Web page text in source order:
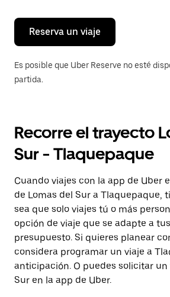
calendario.
Reserva un viaje
Es posible que Uber Reserve no esté
partida.
Recorre el trayecto
Sur - Tlaquepaque
Cuando viajes con la app de Uber
de Lomas del Sur a Tlaquepaque,
sea que solo viajes tú o más
opción de viaje que se adapte a
presupuesto. Si quieres planear
considera programar un viaje a
anticipación. O puedes solicitar un
Sur en la app de Uber.